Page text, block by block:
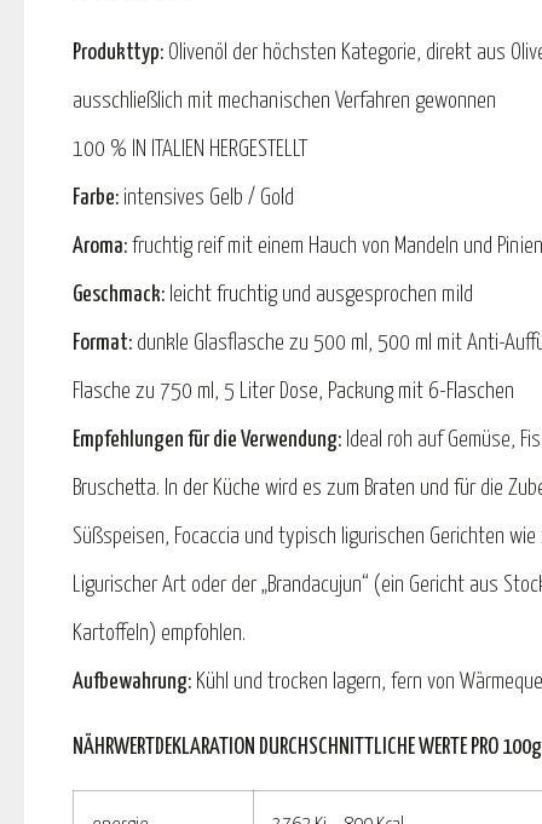
Produkttyp: Olivenöl der höchsten Kategorie, direkt aus
ausschließlich mit mechanischen Verfahren gewonnen
100 % IN ITALIEN HERGESTELLT
Farbe: intensives Gelb / Gold
Aroma: fruchtig reif mit einem Hauch von Mandeln und
Geschmack: leicht fruchtig und ausgesprochen mild
Format: dunkle Glasflasche zu 500 ml, 500 ml mit Anti-
Flasche zu 750 ml, 5 Liter Dose, Packung mit 6-Flaschen
Empfehlungen für die Verwendung: Ideal roh auf Gemüse,
Bruschetta. In der Küche wird es zum Braten und für die
Süßspeisen, Focaccia und typisch ligurischen Gerichten wie
Ligurischer Art oder der „Brandacujun“ (ein Gericht aus
Kartoffeln) empfohlen.
Aufbewahrung: Kühl und trocken lagern, fern von
NÄHRWERTDEKLARATION DURCHSCHNITTLICHE WERTE PRO